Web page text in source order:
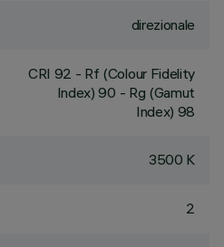
direzionale
CRI 92 - Rf (Colour Fidelity
Index) 90 - Rg (Gamut
Index) 98
3500 K
2